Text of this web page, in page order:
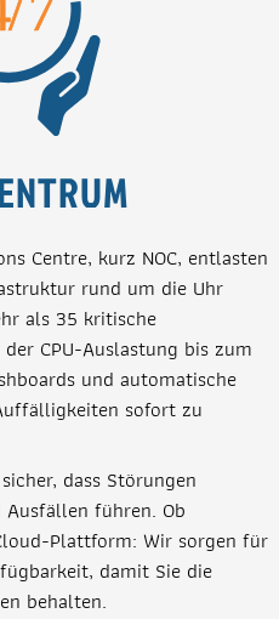
Centre, kurz NOC, entlasten
rund um die Uhr
als 35 kritische
CPU-Auslastung bis zum
und automatische
sofort zu
dass Störungen
führen. Ob
Plattform: Wir sorgen für
damit Sie die
behalten.